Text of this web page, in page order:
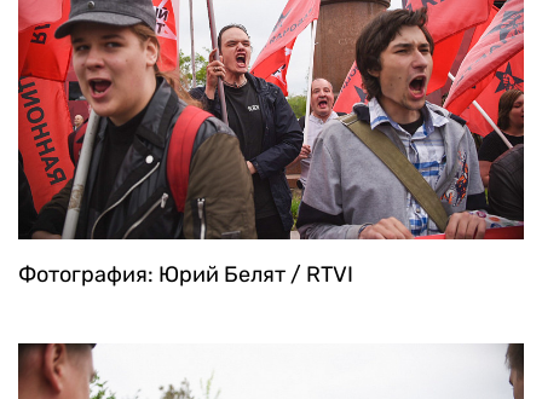
Фотография: Юрий Белят / RTVI